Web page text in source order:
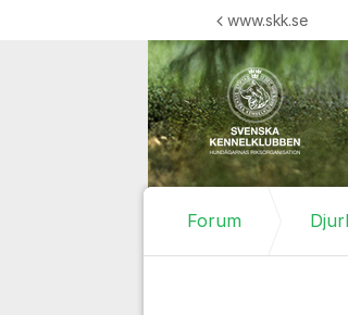
www.skk.se
Forum